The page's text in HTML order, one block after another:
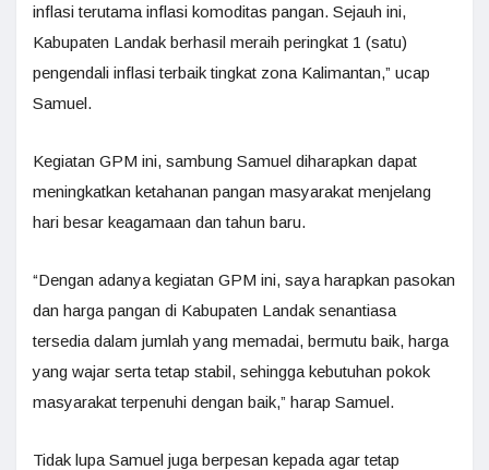
inflasi terutama inflasi komoditas pangan. Sejauh ini,
Kabupaten Landak berhasil meraih peringkat 1 (satu)
pengendali inflasi terbaik tingkat zona Kalimantan,” ucap
Samuel.
Kegiatan GPM ini, sambung Samuel diharapkan dapat
meningkatkan ketahanan pangan masyarakat menjelang
hari besar keagamaan dan tahun baru.
“Dengan adanya kegiatan GPM ini, saya harapkan pasokan
dan harga pangan di Kabupaten Landak senantiasa
tersedia dalam jumlah yang memadai, bermutu baik, harga
yang wajar serta tetap stabil, sehingga kebutuhan pokok
masyarakat terpenuhi dengan baik,” harap Samuel.
Tidak lupa Samuel juga berpesan kepada agar tetap